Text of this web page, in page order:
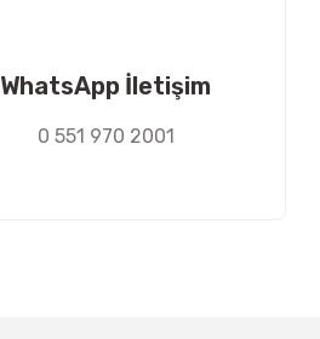
WhatsApp İletişim
0 551 970 2001